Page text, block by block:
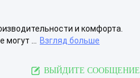
и комфорта.
...
Взгляд больше
ВЫЙДИТЕ СООБЩЕНИЕ